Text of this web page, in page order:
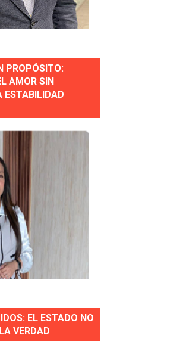
y ser garante de los derechos de
el Desarrollo de Santo
social y el trabajo decente
PROPÓSITO:
AMOR SIN
ESTABILIDAD
EL ESTADO NO
VERDAD